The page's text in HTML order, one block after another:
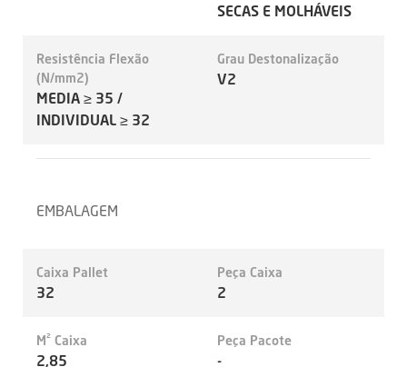
SECAS E MOLHÁVEIS
Resistência Flexão
(N/mm2)
MEDIA ≥ 35 /
INDIVIDUAL ≥ 32
Grau Destonalização
V2
EMBALAGEM
Caixa Pallet
32
Peça Caixa
2
M² Caixa
2,85
Peça Pacote
-